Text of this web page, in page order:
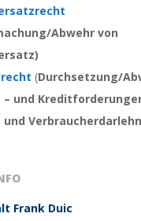
Abwehr von
)
(Durchsetzung/
– und
Frank Duic